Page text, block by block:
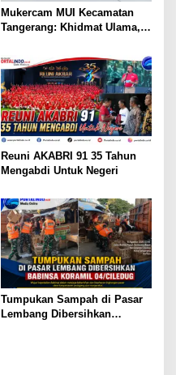
Mukercam MUI Kecamatan
Tangerang: Khidmat Ulama,
Kemaslahatan Umat
Reuni AKABRI 91 35 Tahun
Mengabdi Untuk Negeri
Tumpukan Sampah di Pasar
Lembang Dibersihkan